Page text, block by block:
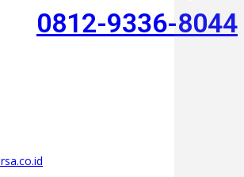
0812-9336-8044